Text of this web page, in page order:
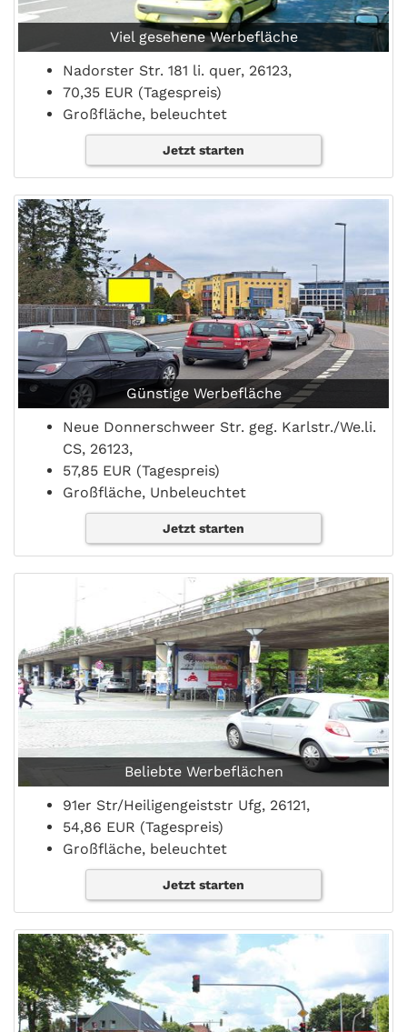
Viel gesehene Werbefläche
Nadorster Str. 181 li. quer, 26123,
70,35 EUR (Tagespreis)
Großfläche, beleuchtet
Jetzt starten
Günstige Werbefläche
Neue Donnerschweer Str. geg. Karlstr./We.li.
CS, 26123,
57,85 EUR (Tagespreis)
Großfläche, Unbeleuchtet
Jetzt starten
Beliebte Werbeflächen
91er Str/Heiligengeiststr Ufg, 26121,
54,86 EUR (Tagespreis)
Großfläche, beleuchtet
Jetzt starten